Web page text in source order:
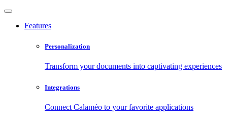
Features
Personalization
Transform your documents into captivating experiences
Integrations
Connect Calaméo to your favorite applications